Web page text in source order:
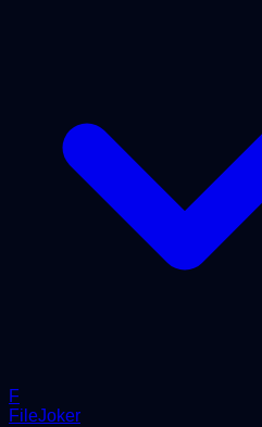
F
FileJoker